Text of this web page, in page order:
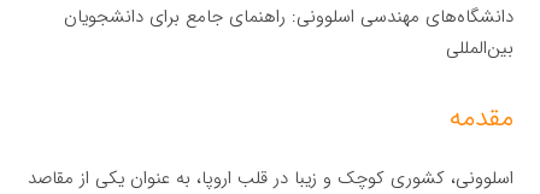
دانشگاه‌های مهندسی اسلوونی: راهنمای جامع برای دانشجویان
بین‌المللی
مقدمه
اسلوونی، کشوری کوچک و زیبا در قلب اروپا، به عنوان یکی از مقاصد